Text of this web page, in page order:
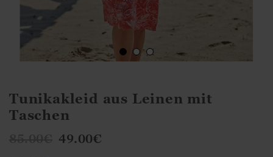
Tunikakleid aus Leinen mit
Taschen
49.00€